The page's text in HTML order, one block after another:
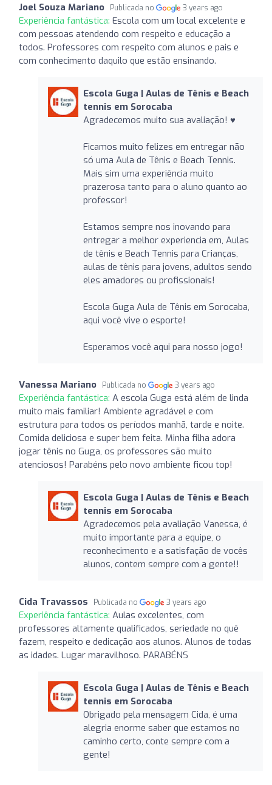
Joel Souza Mariano Publicada no 3 years ago
Experiência fantástica: Escola com um local excelente e
com pessoas atendendo com respeito e educação a
todos. Professores com respeito com alunos e pais e
com conhecimento daquilo que estão ensinando.
Escola Guga | Aulas de Tênis e Beach
tennis em Sorocaba
Agradecemos muito sua avaliação! ♥️
Ficamos muito felizes em entregar não
só uma Aula de Tênis e Beach Tennis.
Mais sim uma experiência muito
prazerosa tanto para o aluno quanto ao
professor!
Estamos sempre nos inovando para
entregar a melhor experiencia em, Aulas
de tênis e Beach Tennis para Crianças,
aulas de tênis para jovens, adultos sendo
eles amadores ou profissionais!
Escola Guga Aula de Tênis em Sorocaba,
aqui você vive o esporte!
Esperamos você aqui para nosso jogo!
Vanessa Mariano Publicada no 3 years ago
Experiência fantástica: A escola Guga está além de linda
muito mais familiar! Ambiente agradável e com
estrutura para todos os períodos manhã, tarde e noite.
Comida deliciosa e super bem feita. Minha filha adora
jogar tênis no Guga, os professores são muito
atenciosos! Parabéns pelo novo ambiente ficou top!
Escola Guga | Aulas de Tênis e Beach
tennis em Sorocaba
Agradecemos pela avaliação Vanessa, é
muito importante para a equipe, o
reconhecimento e a satisfação de vocês
alunos, contem sempre com a gente!!
Cida Travassos Publicada no 3 years ago
Experiência fantástica: Aulas excelentes, com
professores altamente qualificados, seriedade no quê
fazem, respeito e dedicação aos alunos. Alunos de todas
as idades. Lugar maravilhoso. PARABÉNS
Escola Guga | Aulas de Tênis e Beach
tennis em Sorocaba
Obrigado pela mensagem Cida, é uma
alegria enorme saber que estamos no
caminho certo, conte sempre com a
gente!